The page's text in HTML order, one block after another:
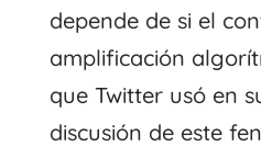
depende de si el
amplificación
que Twitter usó en
discusión de este